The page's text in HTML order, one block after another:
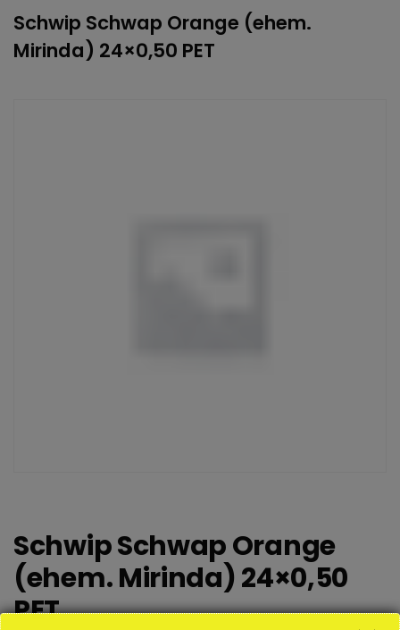
Schwip Schwap Orange (ehem.
Mirinda) 24×0,50 PET
Schwip Schwap Orange
(ehem. Mirinda) 24×0,50
PET